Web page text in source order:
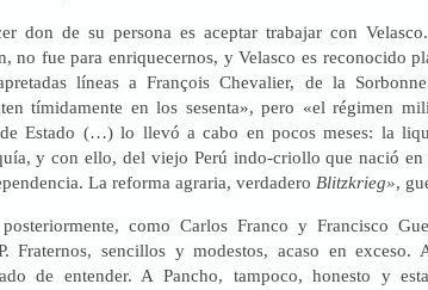
don de su persona es aceptar trabajar con
no fue para enriquecernos, y Velasco es reconocido
líneas a François Chevalier, de la
tímidamente en los sesenta», pero «el régimen
Estado (…) lo llevó a cabo en pocos meses: la
y con ello, del viejo Perú indo-criollo que nació en
La reforma agraria, verdadero Blitzkrieg»,
como Carlos Franco y Francisco
Fraternos, sencillos y modestos, acaso en
de entender. A Pancho, tampoco, honesto y